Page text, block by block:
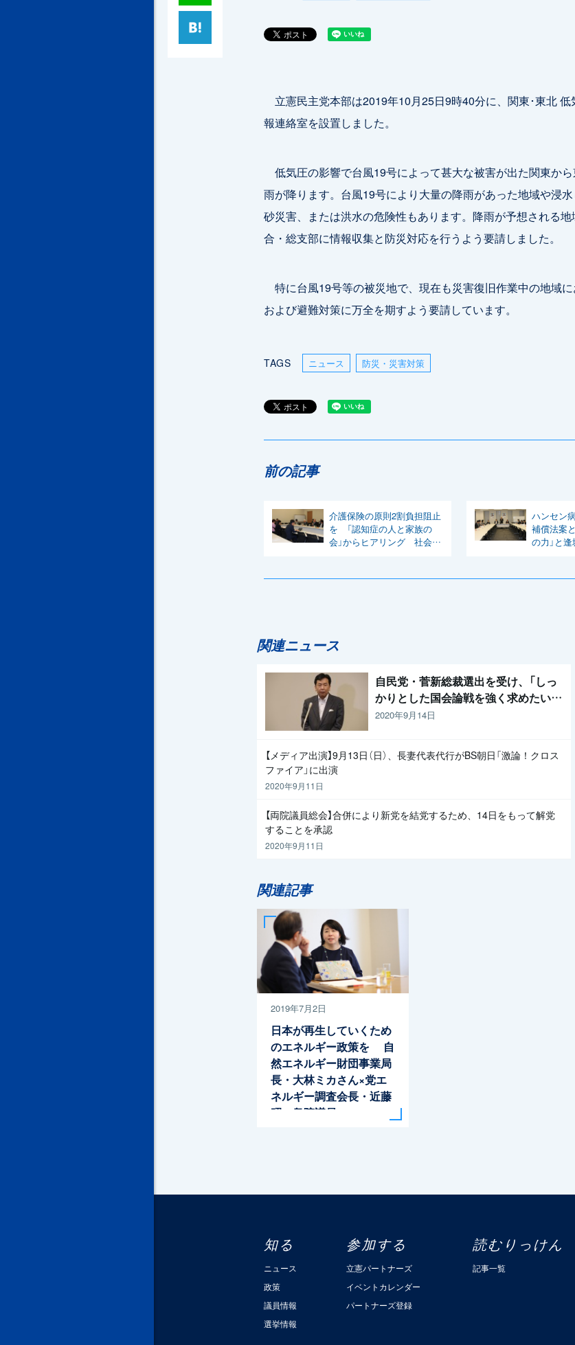
立憲民主党本部は2019年10月25日9時40分に、関東･東北 低
報連絡室を設置しました。
低気圧の影響で台風19号によって甚大な被害が出た関東か
雨が降ります。台風19号により大量の降雨があった地域や浸
砂災害、または洪水の危険性もあります。降雨が予想される
合・総支部に情報収集と防災対応を行うよう要請しました。
特に台風19号等の被災地で、現在も災害復旧作業中の地域
および避難対策に万全を期すよう要請しています。
TAGS ニュース 防災・災害対策
前の記事
介護保険の原則2割負担阻止
を 「認知症の人と家族の
会」からヒアリング 社会保
ハンセン
補償法案
の力」と
関連ニュース
自民党・菅新総裁選出を受け、「しっ
かりとした国会論戦を強く求めたい」
と枝野代表
2020年9月14日
【メディア出演】9月13日（日）、長妻代表代行がBS朝日「激論！クロス
ファイア」に出演
2020年9月11日
【両院議員総会】合併により新党を結党するため、14日をもって解党
することを承認
2020年9月11日
関連記事
2019年7月2日
日本が再生していくため
のエネルギー政策を 自
然エネルギー財団事業局
長・大林ミカさん×党エ
ネルギー調査会長・近藤
昭一衆院議員
知る
ニュース
政策
議員情報
選挙情報
参加する
立憲パートナーズ
イベントカレンダー
パートナーズ登録
読むりっけん
記事一覧